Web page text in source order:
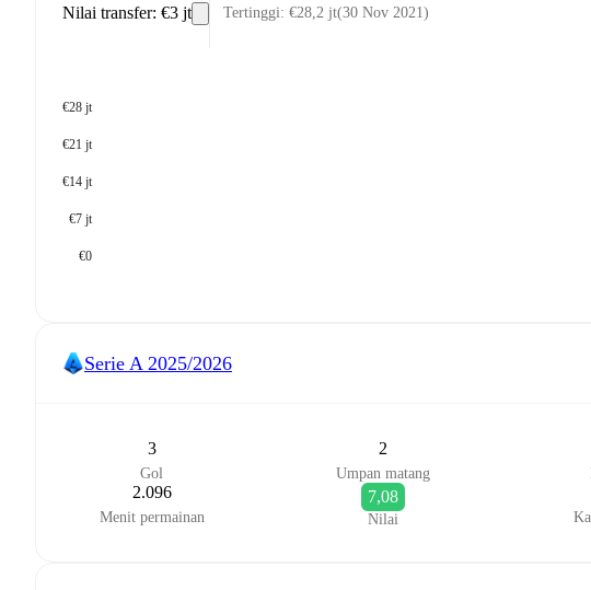
Nilai transfer: €3 jt Tertinggi: €28,2 jt(30 Nov 2021)
€28 jt
€21 jt
€14 jt
€7 jt
€0
Serie A 2025/2026
3
Gol
2
Umpan matang
2.096
Menit permainan
7,08
Nilai